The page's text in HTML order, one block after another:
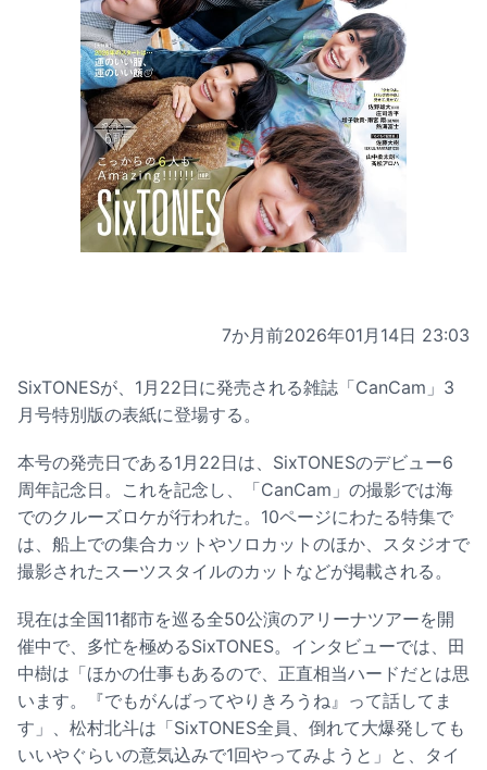
7か月前2026年01月14日 23:03
SixTONESが、1月22日に発売される雑誌「CanCam」3
月号特別版の表紙に登場する。
本号の発売日である1月22日は、SixTONESのデビュー6
周年記念日。これを記念し、「CanCam」の撮影では海
でのクルーズロケが行われた。10ページにわたる特集で
は、船上での集合カットやソロカットのほか、スタジオで
撮影されたスーツスタイルのカットなどが掲載される。
現在は全国11都市を巡る全50公演のアリーナツアーを開
催中で、多忙を極めるSixTONES。インタビューでは、田
中樹は「ほかの仕事もあるので、正直相当ハードだとは思
います。『でもがんばってやりきろうね』って話してま
す」、松村北斗は「SixTONES全員、倒れて大爆発しても
いいやぐらいの意気込みで1回やってみようと」と、タイ